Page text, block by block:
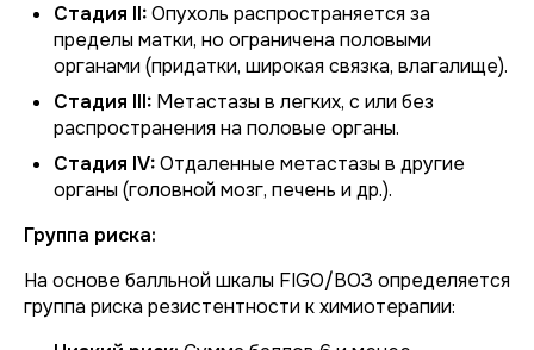
Стадия II:Опухоль распространяется за
пределы матки, но ограничена половыми
органами (придатки, широкая связка, влагалище).
Стадия III: Метастазы в легких, с или без
распространения на половые органы.
Стадия IV:Отдаленные метастазы в другие
органы (головной мозг, печень и др.).
Группа риска:
На основе балльной шкалы FIGO/ВОЗ определяется
группа риска резистентности к химиотерапии: